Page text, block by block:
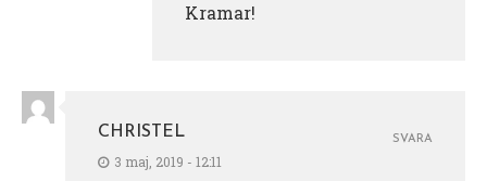
Kramar!
CHRISTEL
3 maj, 2019 - 12:11
SVARA